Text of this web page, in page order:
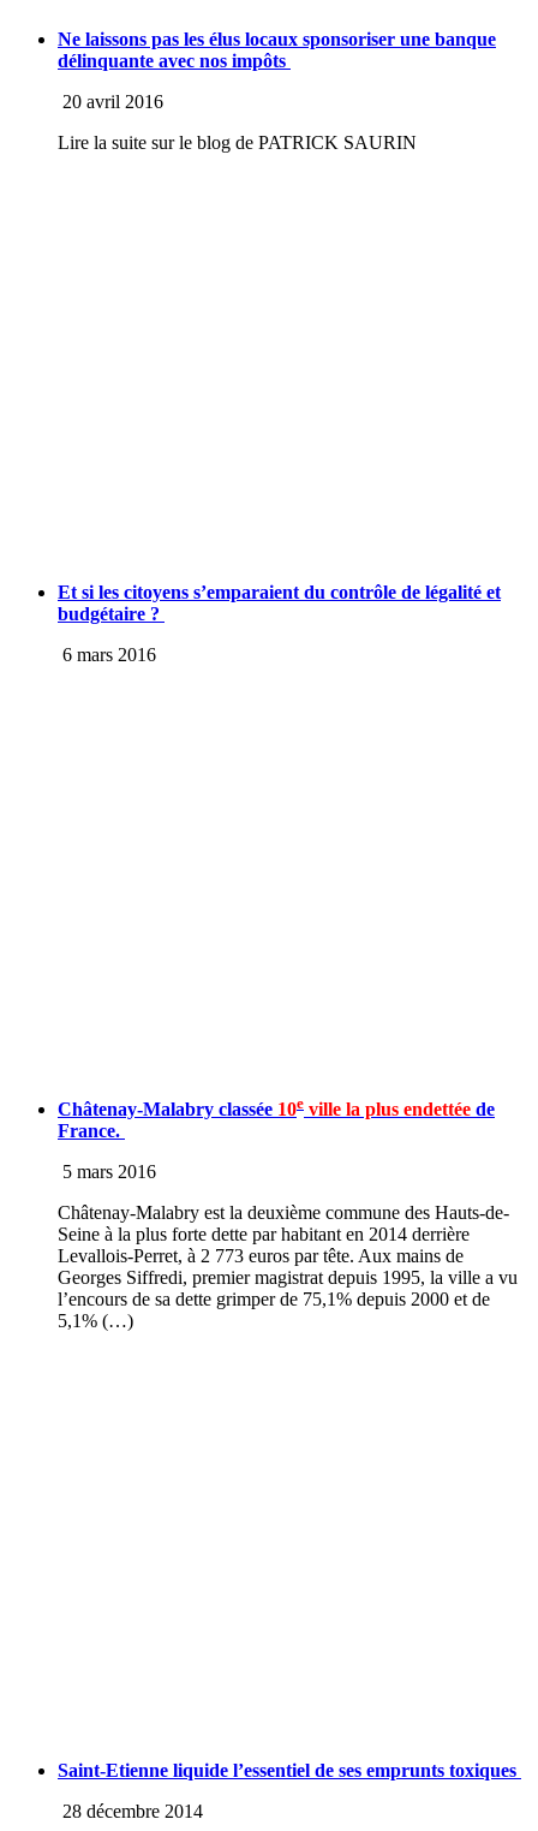
Ne laissons pas les élus locaux sponsoriser une banque
délinquante avec nos impôts
20 avril 2016
Lire la suite sur le blog de PATRICK SAURIN
Et si les citoyens s’emparaient du contrôle de légalité et
budgétaire ?
6 mars 2016
Châtenay-Malabry classée 10e ville la plus endettée de
France.
5 mars 2016
Châtenay-Malabry est la deuxième commune des Hauts-de-
Seine à la plus forte dette par habitant en 2014 derrière
Levallois-Perret, à 2 773 euros par tête. Aux mains de
Georges Siffredi, premier magistrat depuis 1995, la ville a vu
l’encours de sa dette grimper de 75,1% depuis 2000 et de
5,1% (…)
Saint-Etienne liquide l’essentiel de ses emprunts toxiques
28 décembre 2014